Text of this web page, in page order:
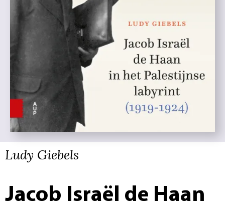
Ludy Giebels
Jacob Israël de Haan